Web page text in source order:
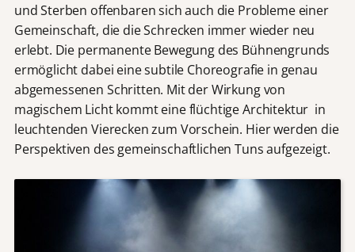
und Sterben offenbaren sich auch die Probleme einer
Gemeinschaft, die die Schrecken immer wieder neu
erlebt. Die permanente Bewegung des Bühnengrunds
ermöglicht dabei eine subtile Choreografie in genau
abgemessenen Schritten. Mit der Wirkung von
magischem Licht kommt eine flüchtige Architektur in
leuchtenden Vierecken zum Vorschein. Hier werden die
Perspektiven des gemeinschaftlichen Tuns aufgezeigt.